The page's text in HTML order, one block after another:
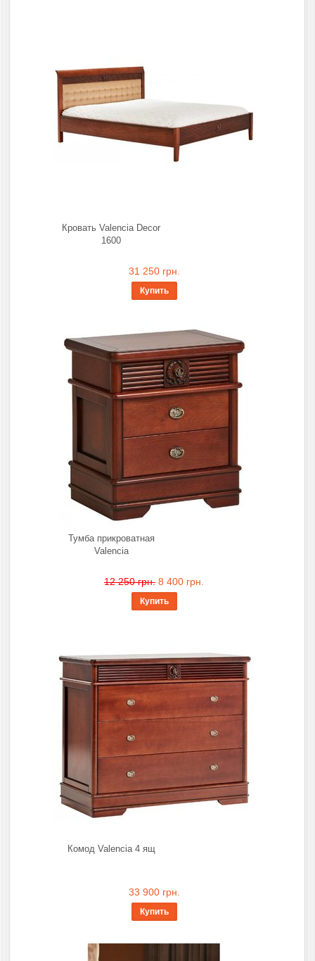
Кровать Valencia Decor
1600
31 250 грн.
Купить
Тумба прикроватная
Valencia
12 250 грн. 8 400 грн.
Купить
Комод Valencia 4 ящ
33 900 грн.
Купить